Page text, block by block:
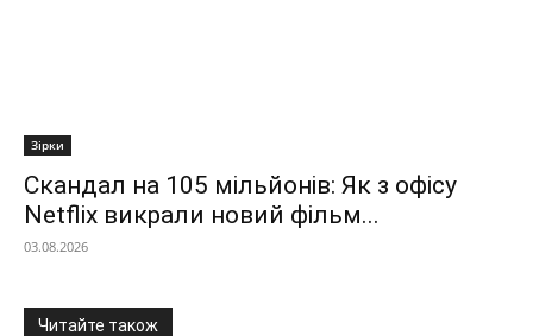
Зірки
Скандал на 105 мільйонів: Як з офісу
Netflix викрали новий фільм...
03.08.2026
Читайте також